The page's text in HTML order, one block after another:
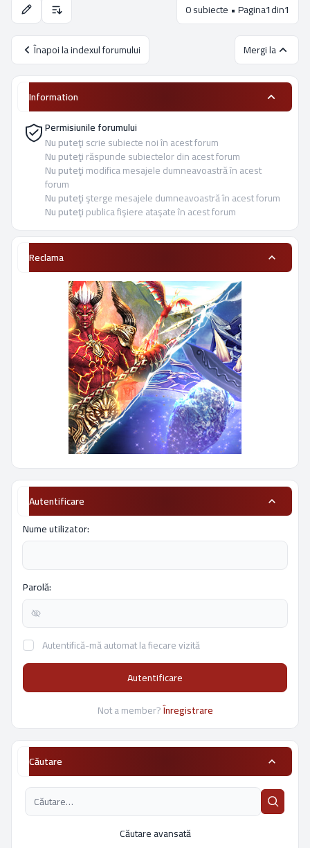
Opţiuni de sortare şi afişare. 0 subiecte • Pagina1din1
Înapoi la indexul forumului Mergi la
Information
Permisiunile forumului
Nu puteţiscrie subiecte noi în acest forum
Nu puteţirăspunde subiectelor din acest forum
Nu puteţimodifica mesajele dumneavoastră în acest
forum
Nu puteţişterge mesajele dumneavoastră în acest forum
Nu puteţipublica fişiere ataşate în acest forum
Reclama
Autentificare
Nume utilizator:
Parolă:
Autentifică-mă automat la fiecare vizită
Autentificare
Not a member?Înregistrare
Căutare
Căutare avansată